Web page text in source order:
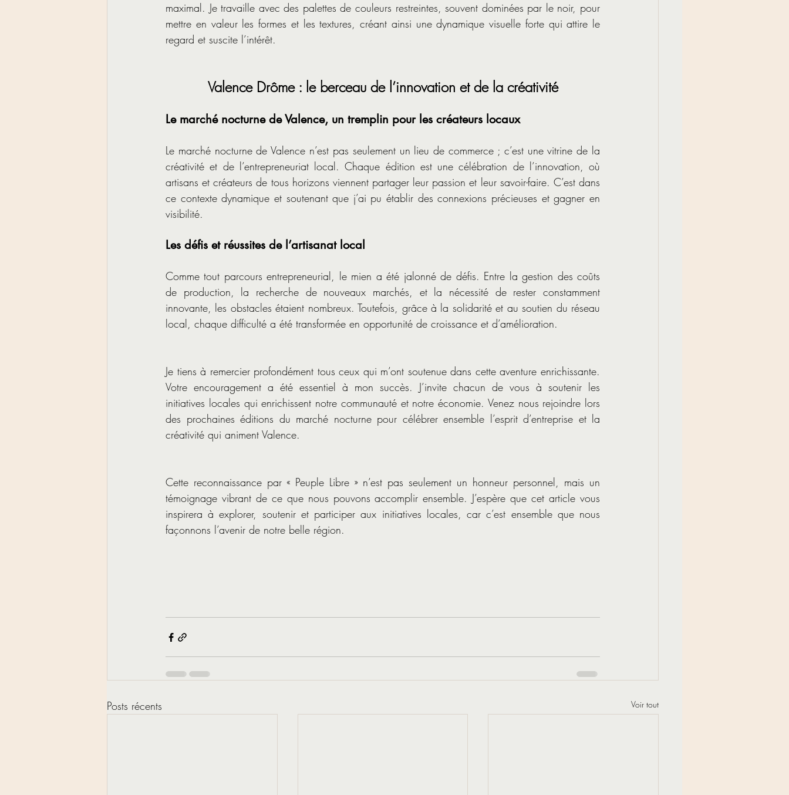
maximal. Je travaille avec des palettes de couleurs restreintes, souvent dominées par le noir, pour
mettre en valeur les formes et les textures, créant ainsi une dynamique visuelle forte qui attire le
regard et suscite l’intérêt.
Valence Drôme : le berceau de l’innovation et de la créativité
Le marché nocturne de Valence, un tremplin pour les créateurs locaux
Le marché nocturne de Valence n’est pas seulement un lieu de commerce ; c’est une vitrine de la
créativité et de l’entrepreneuriat local. Chaque édition est une célébration de l’innovation, où
artisans et créateurs de tous horizons viennent partager leur passion et leur savoir-faire. C’est dans
ce contexte dynamique et soutenant que j’ai pu établir des connexions précieuses et gagner en
visibilité.
Les défis et réussites de l’artisanat local
Comme tout parcours entrepreneurial, le mien a été jalonné de défis. Entre la gestion des coûts
de production, la recherche de nouveaux marchés, et la nécessité de rester constamment
innovante, les obstacles étaient nombreux. Toutefois, grâce à la solidarité et au soutien du réseau
local, chaque difficulté a été transformée en opportunité de croissance et d’amélioration.
Je tiens à remercier profondément tous ceux qui m’ont soutenue dans cette aventure enrichissante.
Votre encouragement a été essentiel à mon succès. J’invite chacun de vous à soutenir les
initiatives locales qui enrichissent notre communauté et notre économie. Venez nous rejoindre lors
des prochaines éditions du marché nocturne pour célébrer ensemble l’esprit d’entreprise et la
créativité qui animent Valence.
Cette reconnaissance par « Peuple Libre » n’est pas seulement un honneur personnel, mais un
témoignage vibrant de ce que nous pouvons accomplir ensemble. J’espère que cet article vous
inspirera à explorer, soutenir et participer aux initiatives locales, car c’est ensemble que nous
façonnons l’avenir de notre belle région.
Posts récents Voir tout